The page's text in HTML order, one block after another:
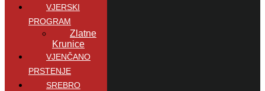
VJERSKI
PROGRAM
Zlatne
Krunice
VJENČANO
PRSTENJE
SREBRO